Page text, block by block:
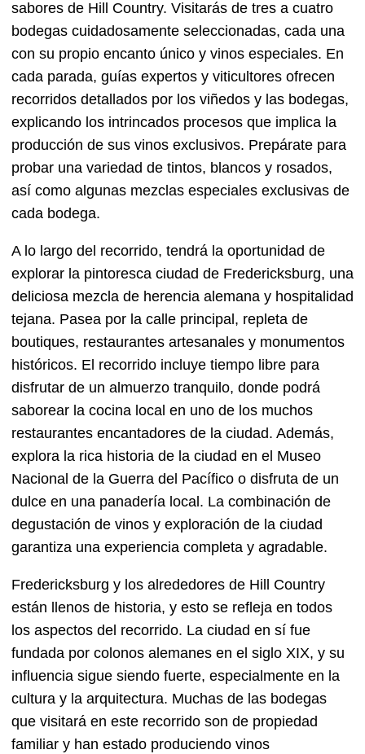
sabores de Hill Country. Visitarás de tres a cuatro
bodegas cuidadosamente seleccionadas, cada una
con su propio encanto único y vinos especiales. En
cada parada, guías expertos y viticultores ofrecen
recorridos detallados por los viñedos y las bodegas,
explicando los intrincados procesos que implica la
producción de sus vinos exclusivos. Prepárate para
probar una variedad de tintos, blancos y rosados,
así como algunas mezclas especiales exclusivas de
cada bodega.
A lo largo del recorrido, tendrá la oportunidad de
explorar la pintoresca ciudad de Fredericksburg, una
deliciosa mezcla de herencia alemana y hospitalidad
tejana. Pasea por la calle principal, repleta de
boutiques, restaurantes artesanales y monumentos
históricos. El recorrido incluye tiempo libre para
disfrutar de un almuerzo tranquilo, donde podrá
saborear la cocina local en uno de los muchos
restaurantes encantadores de la ciudad. Además,
explora la rica historia de la ciudad en el Museo
Nacional de la Guerra del Pacífico o disfruta de un
dulce en una panadería local. La combinación de
degustación de vinos y exploración de la ciudad
garantiza una experiencia completa y agradable.
Fredericksburg y los alrededores de Hill Country
están llenos de historia, y esto se refleja en todos
los aspectos del recorrido. La ciudad en sí fue
fundada por colonos alemanes en el siglo XIX, y su
influencia sigue siendo fuerte, especialmente en la
cultura y la arquitectura. Muchas de las bodegas
que visitará en este recorrido son de propiedad
familiar y han estado produciendo vinos